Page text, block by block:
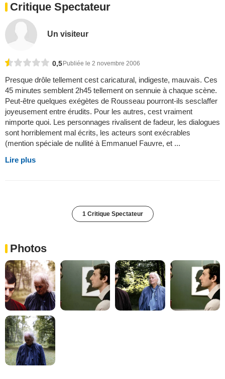
Critique Spectateur
Un visiteur
0,5 Publiée le 2 novembre 2006
Presque drôle tellement cest caricatural, indigeste, mauvais. Ces
45 minutes semblent 2h45 tellement on sennuie à chaque scène.
Peut-être quelques exégètes de Rousseau pourront-ils sesclaffer
joyeusement entre érudits. Pour les autres, cest vraiment
nimporte quoi. Les personnages rivalisent de fadeur, les dialogues
sont horriblement mal écrits, les acteurs sont exécrables
(mention spéciale de nullité à Emmanuel Fauvre, et ...
Lire plus
1 Critique Spectateur
Photos